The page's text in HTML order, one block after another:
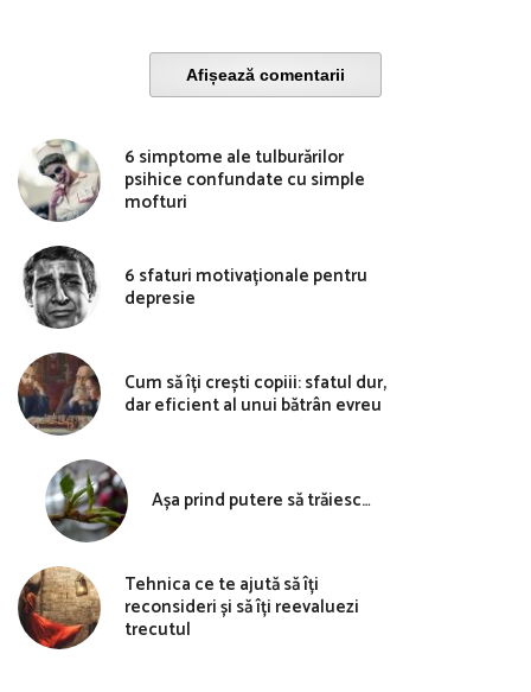
Afișează comentarii
6 simptome ale tulburărilor
psihice confundate cu simple
mofturi
6 sfaturi motivaționale pentru
depresie
Cum să îți crești copiii: sfatul dur,
dar eficient al unui bătrân evreu
Așa prind putere să trăiesc…
Tehnica ce te ajută să îți
reconsideri și să îți reevaluezi
trecutul